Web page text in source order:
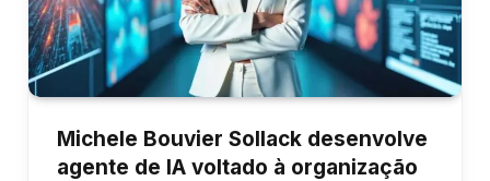
Michele Bouvier Sollack desenvolve
agente de IA voltado à organização